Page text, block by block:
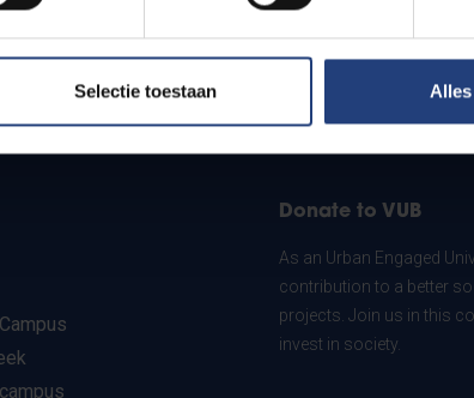
Selectie toestaan
Donate to VUB
As an Urban Engaged
contribution to a better
projects. Join us in this
invest in society.